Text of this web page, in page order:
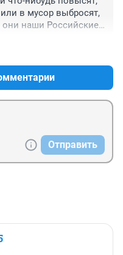
в мусор выбросят,
они наши Российские
Отправить